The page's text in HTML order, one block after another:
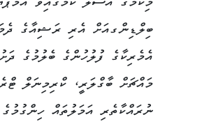
ބިލްޑިންގއަށް އެރި ރަޝިއާގެ
އެމެރިކާގެ ފުލުހުންގެ ބެލުމުގެ
މައްޗަށް ބާގްލަރީ، ކްރިމިނަލް
ނުރައްކާތެރި އަމަލުތައް